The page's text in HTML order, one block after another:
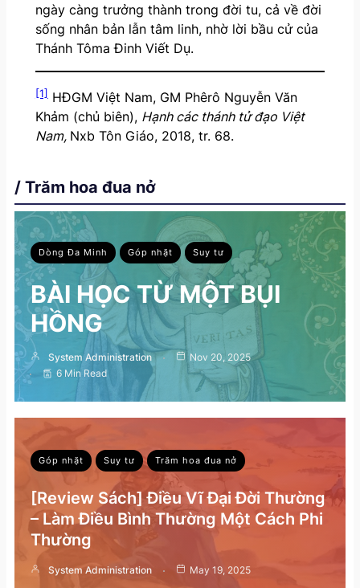
ngày càng trưởng thành trong đời tu, cả về đời
sống nhân bản lẫn tâm linh, nhờ lời bầu cử của
Thánh Tôma Đinh Viết Dụ.
[1]HĐGM Việt Nam, GM Phêrô Nguyễn Văn
Khảm (chủ biên), Hạnh các thánh tử đạo Việt
Nam, Nxb Tôn Giáo, 2018, tr. 68.
/ Trăm hoa đua nở
Dòng Đa Minh Góp nhặt Suy tư
BÀI HỌC TỪ MỘT BỤI
HỒNG
System Administration
Nov 20, 2025
6 Min Read
Góp nhặt Suy tư Trăm hoa đua nở
[Review Sách] Điều Vĩ Đại Đời Thường
– Làm Điều Bình Thường Một Cách Phi
Thường
System Administration May 19, 2025